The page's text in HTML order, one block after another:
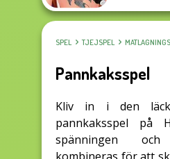
SPEL TJEJSPEL
Pannkaksspel
Kliv in i den
pannkaksspel på
spänningen